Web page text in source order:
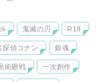
鬼滅の刃 R18
探偵コナン 銀魂
術廻戦 一次創作